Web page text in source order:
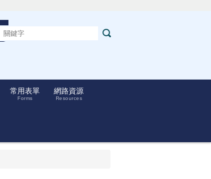
常用表單
Forms
網路資源
Resources